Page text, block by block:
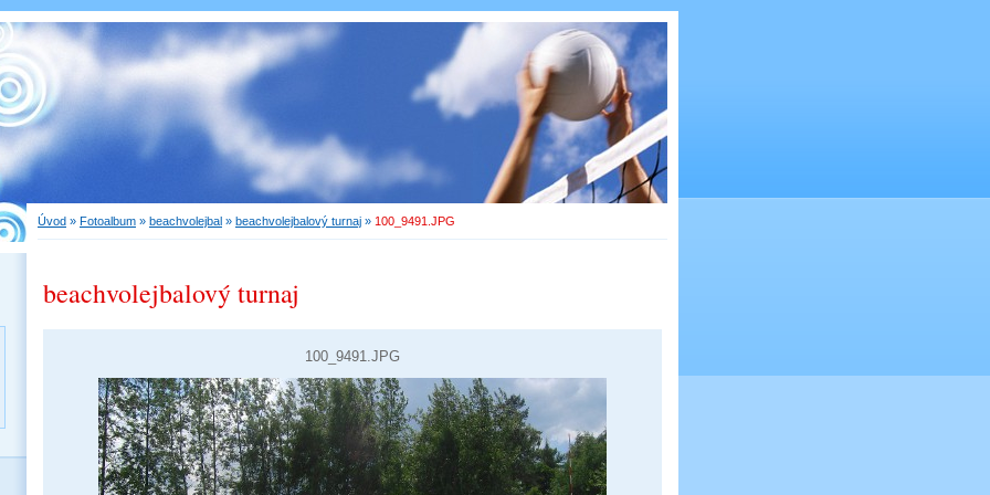
Úvod » Fotoalbum » beachvolejbal » beachvolejbalový turnaj » 100_9491.JPG
beachvolejbalový turnaj
100_9491.JPG